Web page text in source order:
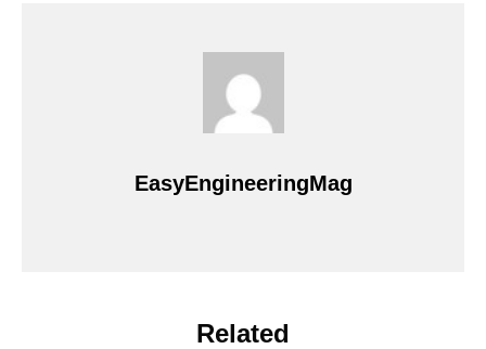
EasyEngineeringMag
Related